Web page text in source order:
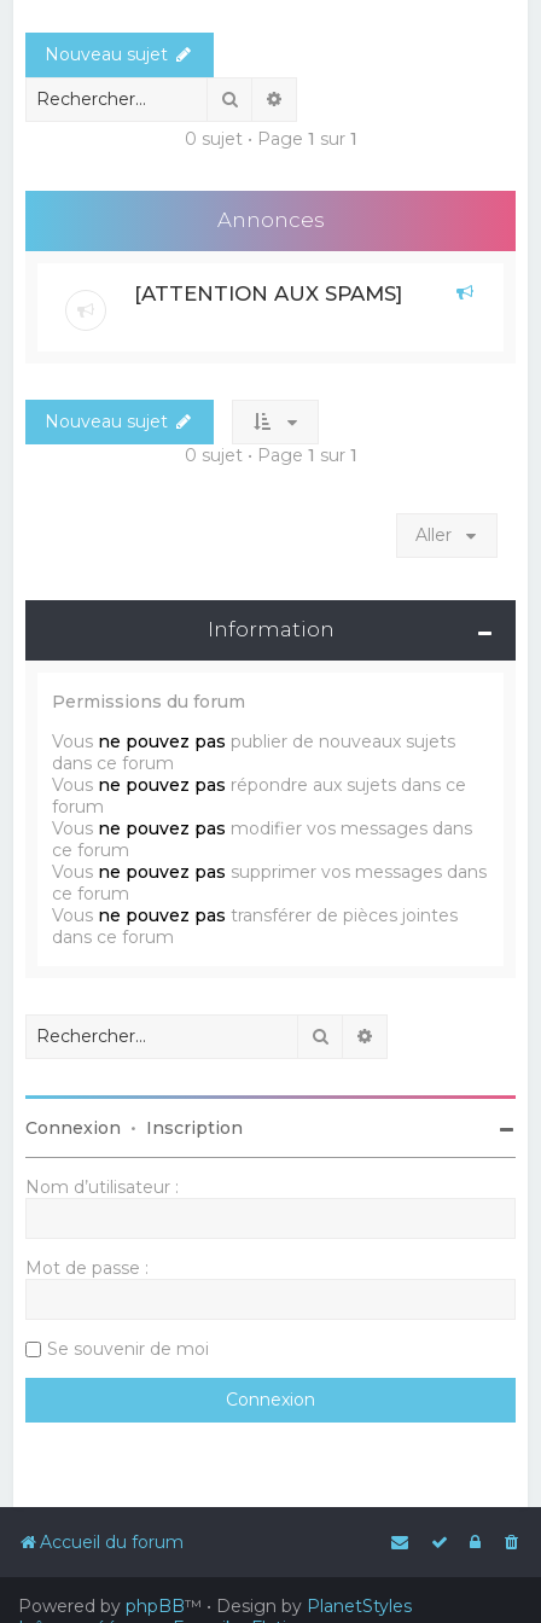
r
Nouveau sujet
Rechercher
0 sujet • Page 1 sur 1
Annonces
[ATTENTION AUX SPAMS]
Nouveau sujet
0 sujet • Page 1 sur 1
Aller
Information
Permissions du forum
Vous ne pouvez pas publier de nouveaux sujets
dans ce forum
Vous ne pouvez pas répondre aux sujets dans ce
forum
Vous ne pouvez pas modifier vos messages dans
ce forum
Vous ne pouvez pas supprimer vos messages dans
ce forum
Vous ne pouvez pas transférer de pièces jointes
dans ce forum
Rechercher
Connexion • Inscription
Nom d’utilisateur :
Mot de passe :
Se souvenir de moi
Accueil du forum
Powered by phpBB™ • Design by PlanetStyles